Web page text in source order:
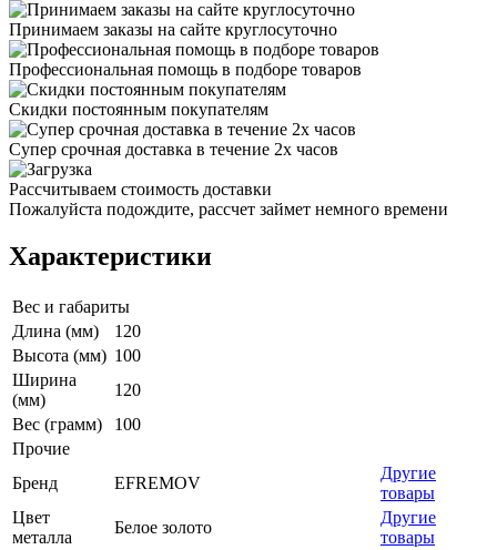
Принимаем заказы на сайте круглосуточно
Профессиональная помощь в подборе товаров
Скидки постоянным покупателям
Супер срочная доставка в течение 2х часов
Рассчитываем стоимость доставки
Пожалуйста подождите, рассчет займет немного времени
Характеристики
Вес и габариты
Длина (мм)
120
Высота (мм) 100
Ширина
(мм)
120
Вес (грамм)
100
Прочие
Бренд
EFREMOV
Другие
товары
Цвет
металла
Белое золото
Другие
товары